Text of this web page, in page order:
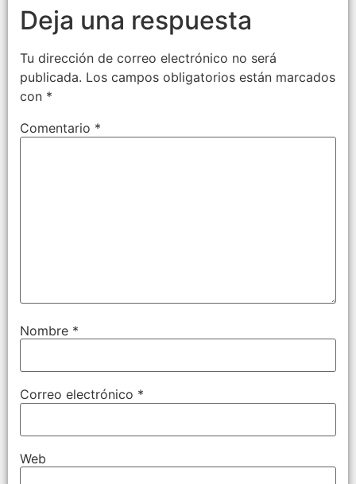
Deja una respuesta
Tu dirección de correo electrónico no será
publicada. Los campos obligatorios están marcados
con *
Comentario *
Nombre *
Correo electrónico *
Web